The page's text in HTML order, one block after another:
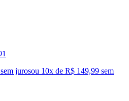
jurosou 10x de R$ 149,99 sem